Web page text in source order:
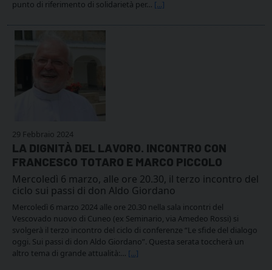
punto di riferimento di solidarietà per… [...]
29 Febbraio 2024
LA DIGNITÀ DEL LAVORO. INCONTRO CON
FRANCESCO TOTARO E MARCO PICCOLO
Mercoledì 6 marzo, alle ore 20.30, il terzo incontro del
ciclo sui passi di don Aldo Giordano
Mercoledì 6 marzo 2024 alle ore 20.30 nella sala incontri del
Vescovado nuovo di Cuneo (ex Seminario, via Amedeo Rossi) si
svolgerà il terzo incontro del ciclo di conferenze “Le sfide del dialogo
oggi. Sui passi di don Aldo Giordano”. Questa serata toccherà un
altro tema di grande attualità:… [...]